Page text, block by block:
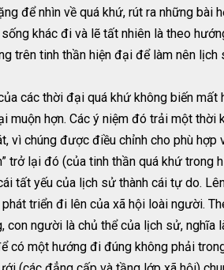
để nhìn về quá khứ, rút ra những bài
khác đi và lẽ tất nhiên là theo
trên tinh thần hiện đại để làm nên
các thời đại quá khứ không biến mất
hợn. Các ý niệm đó trải một thời
vì chúng được điều chỉnh cho phù
trở lại đó (của tinh thần quá khứ
tất yếu của lịch sử thành cái tự do.
triển đi lên của xã hội loài người.
con người là chủ thể của lịch sử,
có một hướng đi đúng không phải